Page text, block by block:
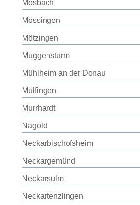
Mosbach
Mössingen
Mötzingen
Muggensturm
Mühlheim an der Donau
Mulfingen
Murrhardt
Nagold
Neckarbischofsheim
Neckargemünd
Neckarsulm
Neckartenzlingen